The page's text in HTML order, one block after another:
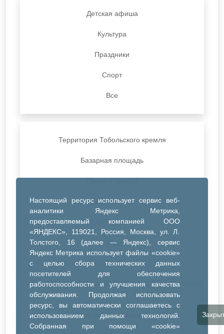
Настоящий ресурс использует сервис веб-
аналитики Яндекс Метрика,
предоставляемый компанией ООО
«ЯНДЕКС», 119021, Россия, Москва, ул. Л.
Толстого, 16 (далее — Яндекс), сервис
Яндекс Метрика использует файлы «cookie»
с целью сбора технических данных
посетителей для обеспечения
работоспособности и улучшения качества
обслуживания. Продолжая использовать
ресурс, вы автоматически соглашаетесь с
использованием данных технологий.
Собранная при помощи «cookie»
Детская афиша
Культура
Праздники
Спорт
Все
Территория Тобольского кремля
Базарная площадь
ДК Синтез
ДК Речник
ДК Водник
Иное
Очистить все фильтры